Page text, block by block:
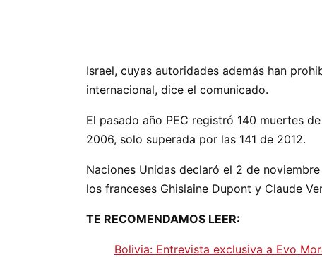
Israel, cuyas autoridades además han
internacional, dice el comunicado.
El pasado año PEC registró 140 muertes
2006, solo superada por las 141 de 2012.
Naciones Unidas declaró el 2 de
los franceses Ghislaine Dupont y Claude
TE RECOMENDAMOS LEER:
Bolivia: Entrevista exclusiva a Evo